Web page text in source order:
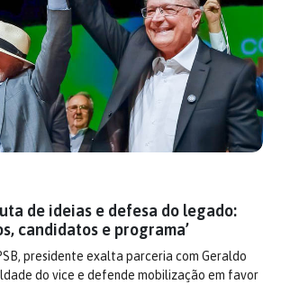
de ideias e defesa do legado:
candidatos e programa’
presidente exalta parceria com Geraldo
do vice e defende mobilização em favor